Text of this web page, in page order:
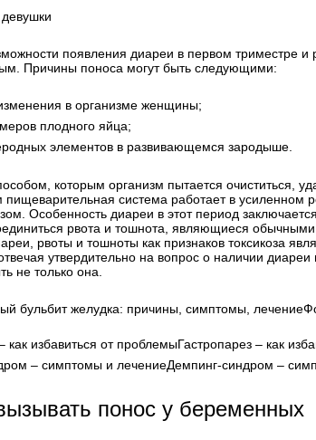
появления диареи в первом триместре и
Причины поноса могут быть следующими:
в организме женщины;
плодного яйца;
элементов в развивающемся зародыше.
которым организм пытается очиститься,
система работает в усиленном
Особенность диареи в этот период
рвота и тошнота, являющиеся
рвоты и тошноты как признаков токсикоза
утвердительно на вопрос о наличии
не только она.
Гастропарез – как
Демпинг-синдром –
понос у беременных